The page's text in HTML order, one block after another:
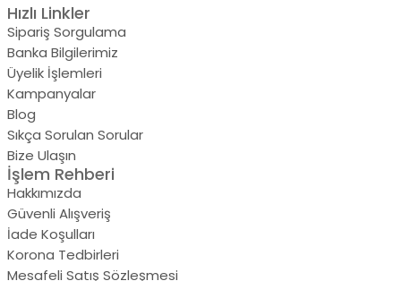
Hızlı Linkler
Sipariş Sorgulama
Banka Bilgilerimiz
Üyelik İşlemleri
Kampanyalar
Blog
Sıkça Sorulan Sorular
Bize Ulaşın
İşlem Rehberi
Hakkımızda
Güvenli Alışveriş
İade Koşulları
Korona Tedbirleri
Mesafeli Satış Sözleşmesi